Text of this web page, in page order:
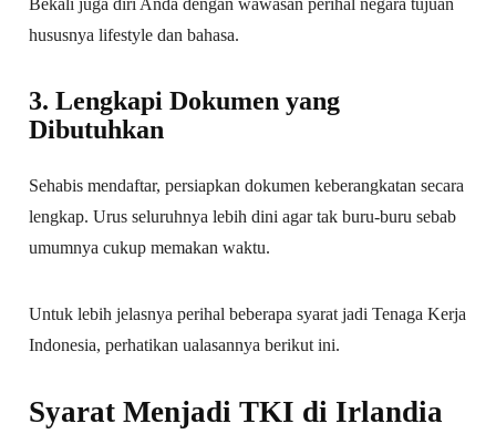
Bekali juga diri Anda dengan wawasan perihal negara tujuan
hususnya lifestyle dan bahasa.
3. Lengkapi Dokumen yang
Dibutuhkan
Sehabis mendaftar, persiapkan dokumen keberangkatan secara
lengkap. Urus seluruhnya lebih dini agar tak buru-buru sebab
umumnya cukup memakan waktu.
Untuk lebih jelasnya perihal beberapa syarat jadi Tenaga Kerja
Indonesia, perhatikan ualasannya berikut ini.
Syarat Menjadi TKI di Irlandia